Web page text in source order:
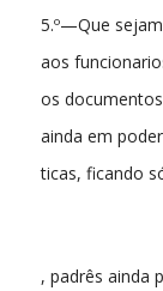
5.º—Que
aos
os
ainda em
ticas, ficando
, padrês ainda